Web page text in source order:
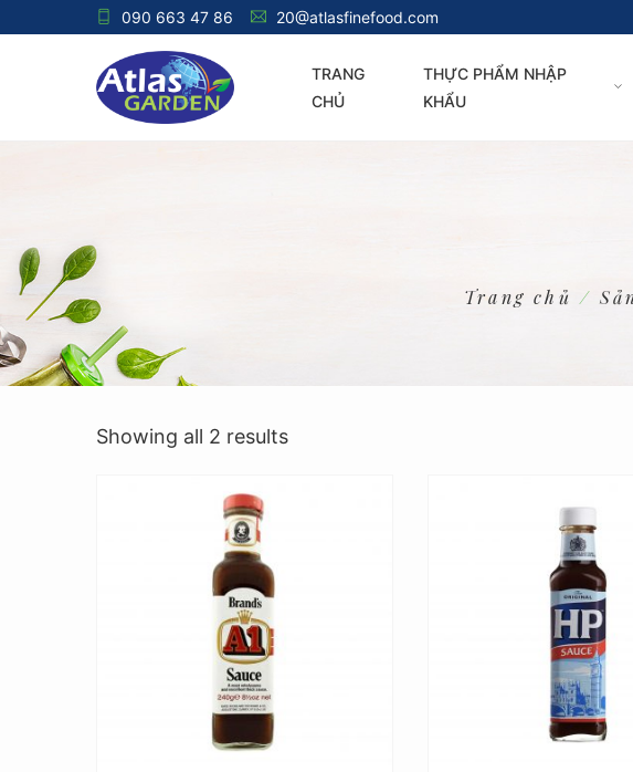
090 663 47 86 20@atlasfinefood.com
TRANG
CHỦ
THỰC PHẨM NHẬP
KHẨU
Trang chủ /
Showing all 2 results